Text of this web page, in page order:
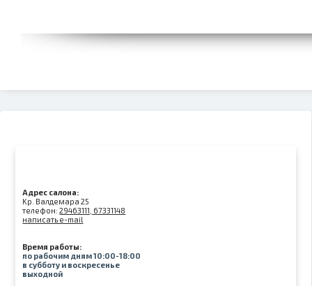
Адрес салона:
Kр. Валдемара 25
телефон:29463111, 67331148
написать e-mail
Время работы:
по рабочим дням 10:00-18:00
в субботу и воскресенье
выходной